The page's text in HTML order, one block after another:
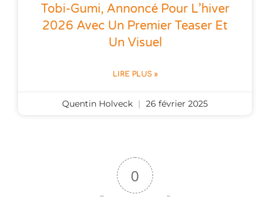
Tobi-Gumi, Annoncé Pour L’hiver
2026 Avec Un Premier Teaser Et
Un Visuel
LIRE PLUS »
Quentin Holveck 26 février 2025
0